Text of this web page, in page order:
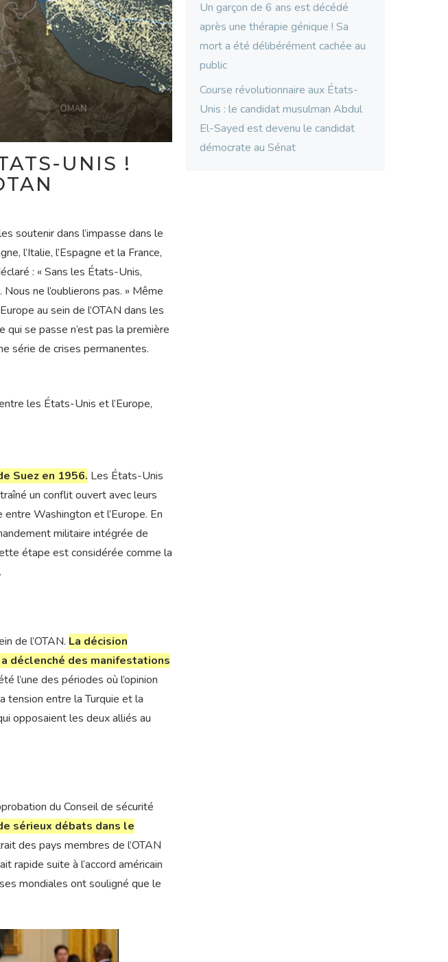
UNIS !
soutenir dans l’impasse dans le
l’Italie, l’Espagne et la France,
: « Sans les États-Unis,
ne l’oublierons pas. » Même
au sein de l’OTAN dans les
se passe n’est pas la première
série de crises permanentes.
les États-Unis et l’Europe,
Suez en 1956. Les États-Unis
un conflit ouvert avec leurs
Washington et l’Europe. En
militaire intégrée de
étape est considérée comme la
de l’OTAN. La décision
déclenché des manifestations
l’une des périodes où l’opinion
tension entre la Turquie et la
opposaient les deux alliés au
du Conseil de sécurité
sérieux débats dans le
des pays membres de l’OTAN
rapide suite à l’accord américain
mondiales ont souligné que le
Un garçon de 6 ans est décédé
après une thérapie génique ! Sa
mort a été délibérément cachée au
public
Course révolutionnaire aux États-
Unis : le candidat musulman Abdul
El-Sayed est devenu le candidat
démocrate au Sénat